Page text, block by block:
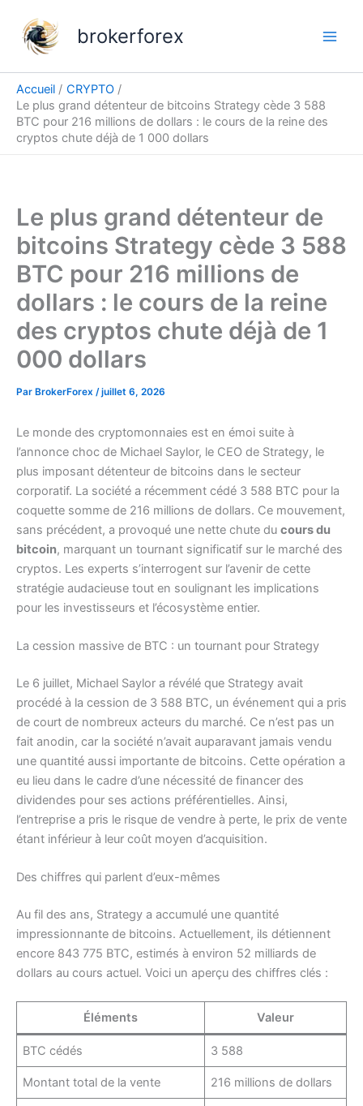
contenu
brokerforex
Accueil
CRYPTO
Le plus grand détenteur de bitcoins Strategy cède 3 588
BTC pour 216 millions de dollars : le cours de la reine des
cryptos chute déjà de 1 000 dollars
Le plus grand détenteur de
bitcoins Strategy cède 3 588
BTC pour 216 millions de
dollars : le cours de la reine
des cryptos chute déjà de 1
000 dollars
Par BrokerForex /juillet 6, 2026
Le monde des cryptomonnaies est en émoi suite à
l’annonce choc de Michael Saylor, le CEO de Strategy, le
plus imposant détenteur de bitcoins dans le secteur
corporatif. La société a récemment cédé 3 588 BTC pour la
coquette somme de 216 millions de dollars. Ce mouvement,
sans précédent, a provoqué une nette chute du cours du
bitcoin, marquant un tournant significatif sur le marché des
cryptos. Les experts s’interrogent sur l’avenir de cette
stratégie audacieuse tout en soulignant les implications
pour les investisseurs et l’écosystème entier.
La cession massive de BTC : un tournant pour Strategy
Le 6 juillet, Michael Saylor a révélé que Strategy avait
procédé à la cession de 3 588 BTC, un événement qui a pris
de court de nombreux acteurs du marché. Ce n’est pas un
fait anodin, car la société n’avait auparavant jamais vendu
une quantité aussi importante de bitcoins. Cette opération a
eu lieu dans le cadre d’une nécessité de financer des
dividendes pour ses actions préférentielles. Ainsi,
l’entreprise a pris le risque de vendre à perte, le prix de vente
étant inférieur à leur coût moyen d’acquisition.
Des chiffres qui parlent d’eux-mêmes
Au fil des ans, Strategy a accumulé une quantité
impressionnante de bitcoins. Actuellement, ils détiennent
encore 843 775 BTC, estimés à environ 52 milliards de
dollars au cours actuel. Voici un aperçu des chiffres clés :
Éléments Valeur
BTC cédés 3 588
Montant total de la vente 216 millions de dollars